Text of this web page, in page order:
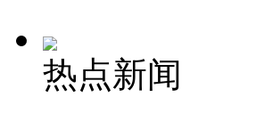
热点新闻